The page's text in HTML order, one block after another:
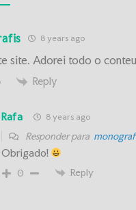
8 years ago
site. Adorei todo o
Reply
Rafa 8 years ago
Responder para
Obrigado!
0 Reply